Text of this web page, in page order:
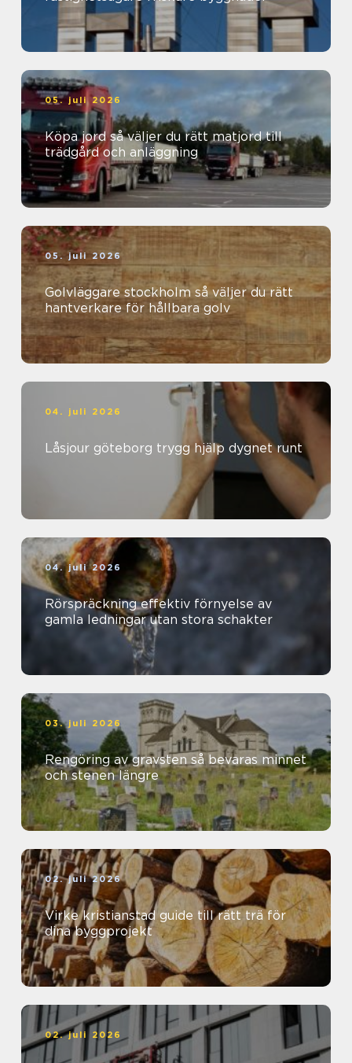
05. juli 2026
Köpa jord så väljer du rätt matjord till
trädgård och anläggning
05. juli 2026
Golvläggare stockholm så väljer du rätt
hantverkare för hållbara golv
04. juli 2026
Låsjour göteborg trygg hjälp dygnet runt
04. juli 2026
Rörspräckning effektiv förnyelse av
gamla ledningar utan stora schakter
03. juli 2026
Rengöring av gravsten så bevaras minnet
och stenen längre
02. juli 2026
Virke kristianstad guide till rätt trä för
dina byggprojekt
02. juli 2026